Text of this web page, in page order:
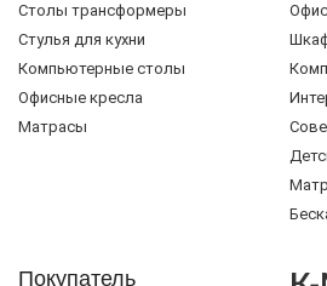
Cтолы трансформеры
Стулья для кухни
Компьютерные столы
Офисные кресла
Матрасы
Покупатель